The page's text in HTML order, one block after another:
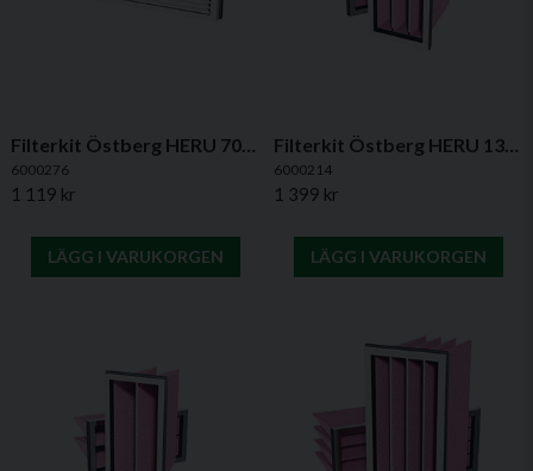
Filterkit Östberg HERU 70/100 T AC – ePM1 50%
6000276
1 119 kr
LÄGG I VARUKORGEN
Filterkit Östberg HERU 130 S – ePM1 65%
6000214
1 399 kr
LÄGG I VARUKORGEN
luftkvalitet. Genom att byta filter regelbundet skyddas
aggregatet mot damm och partiklar, samtidigt som